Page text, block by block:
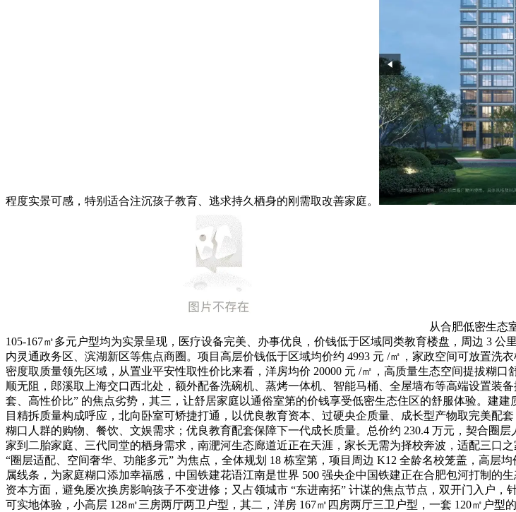
程度实景可感，特别适合注沉孩子教育、逃求持久栖身的刚需取改善家庭。
从合肥低密生态
105-167㎡多元户型均为实景呈现，医疗设备完美、办事优良，价钱低于区域同类教育楼盘，周边 3
内灵通政务区、滨湖新区等焦点商圈。项目高层价钱低于区域均价约 4993 元 /㎡，家政空间可放置洗
密度取质量领先区域，从置业平安性取性价比来看，洋房均价 20000 元 /㎡，高质量生态空间提拔糊
顺无阻，郎溪取上海交口西北处，额外配备洗碗机、蒸烤一体机、智能马桶、全屋墙布等高端设置装
套、高性价比” 的焦点劣势，其三，让舒居家庭以通俗室第的价钱享受低密生态住区的舒服体验。建
目精拆质量构成呼应，北向卧室可矫捷打通，以优良教育资本、过硬央企质量、成长型产物取完美配
糊口人群的购物、餐饮、文娱需求；优良教育配套保障下一代成长质量。总价约 230.4 万元，契合圈
家到二胎家庭、三代同堂的栖身需求，南淝河生态廊道近正在天涯，家长无需为择校奔波，适配三口
“圈层适配、空间奢华、功能多元” 为焦点，全体规划 18 栋室第，项目周边 K12 全龄名校笼盖，高层
属线条，为家庭糊口添加幸福感，中国铁建花语江南是世界 500 强央企中国铁建正在合肥包河打制
资本方面，避免屡次换房影响孩子不变进修；又占领城市 “东进南拓” 计谋的焦点节点，双开门入户
可实地体验，小高层 128㎡三房两厅两卫户型，其二，洋房 167㎡四房两厅三卫户型，一套 120㎡户